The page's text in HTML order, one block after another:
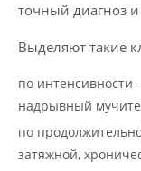
точный диагноз
Выделяют такие
по интенсивности
надрывный
по
затяжной,